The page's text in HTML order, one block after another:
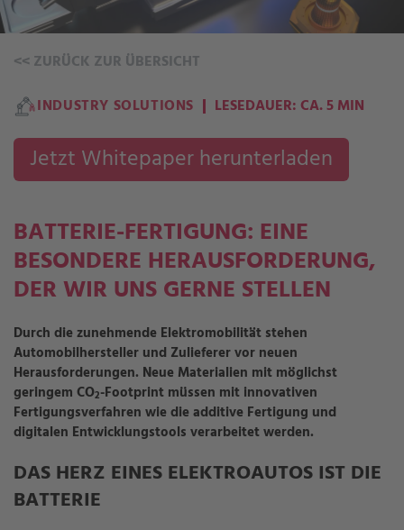
<< ZURÜCK ZUR ÜBERSICHT
BATTERIE-FERTIGUNG: EINE
BESONDERE HERAUSFORDERUNG,
DER WIR UNS GERNE STELLEN
Durch die zunehmende Elektromobilität stehen
Automobilhersteller und Zulieferer vor neuen
Herausforderungen. Neue Materialien mit möglichst
geringem CO2-Footprint müssen mit innovativen
Fertigungsverfahren wie die additive Fertigung und
digitalen Entwicklungstools verarbeitet werden.
DAS HERZ EINES ELEKTROAUTOS IST DIE
BATTERIE
INDUSTRY SOLUTIONS LESEDAUER: CA. 5 MIN
Jetzt Whitepaper herunterladen